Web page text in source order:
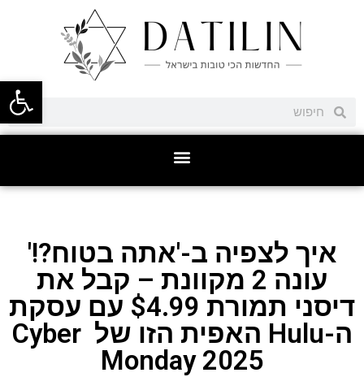
פתח
איך לצפיה ב-'אתה בטוח?!'
עונה 2 מקוונת – קבל את
דיסני תמורת $4.99 עם עסקת
ה-Hulu האפית הזו של Cyber ​​
Monday 2025